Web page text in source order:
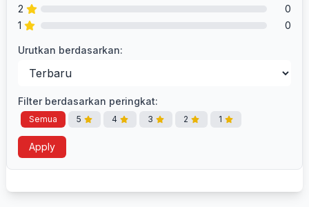
2
0
1
0
Urutkan berdasarkan:
Filter berdasarkan peringkat:
Semua 5 4 3 2 1
Apply